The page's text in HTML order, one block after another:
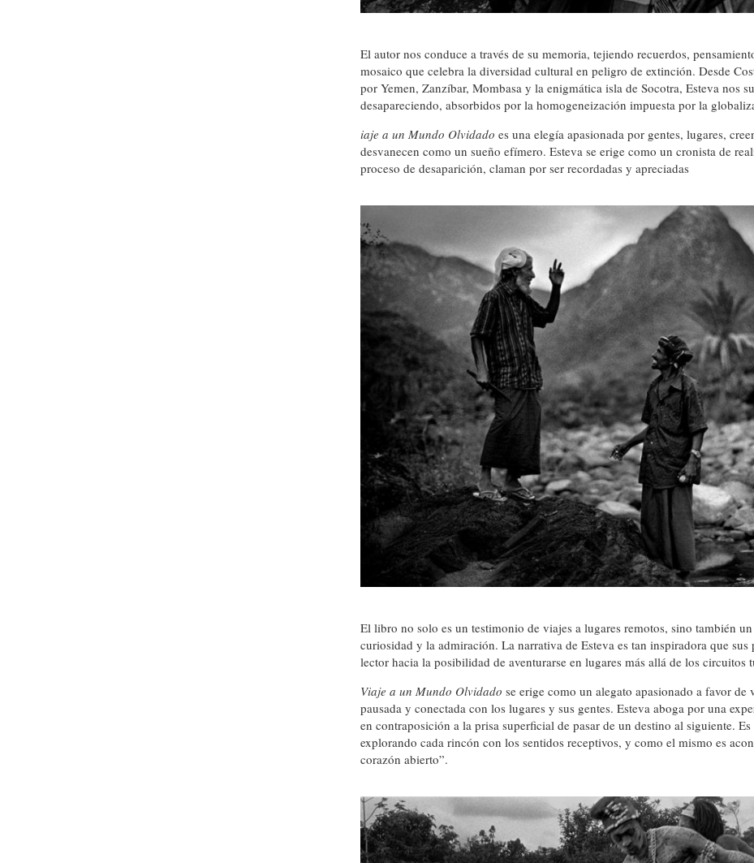
El autor nos conduce a través de su memoria, tejiendo recuerdos,
mosaico que celebra la diversidad cultural en peligro de extinción. Desde
por Yemen, Zanzíbar, Mombasa y la enigmática isla de Socotra, Esteva nos
desapareciendo, absorbidos por la homogeneización impuesta por la
iaje a un Mundo Olvidado es una elegía apasionada por gentes, lugares,
desvanecen como un sueño efímero. Esteva se erige como un cronista de
proceso de desaparición, claman por ser recordadas y apreciadas
El libro no solo es un testimonio de viajes a lugares remotos, sino también
curiosidad y la admiración. La narrativa de Esteva es tan inspiradora que sus
lector hacia la posibilidad de aventurarse en lugares más allá de los circuitos
Viaje a un Mundo Olvidado se erige como un alegato apasionado a favor
pausada y conectada con los lugares y sus gentes. Esteva aboga por una
en contraposición a la prisa superficial de pasar de un destino al siguiente.
explorando cada rincón con los sentidos receptivos, y como el mismo es
corazón abierto”.